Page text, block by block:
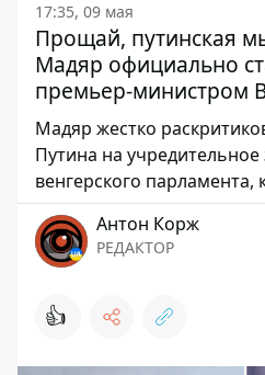
17:35, 09 мая
Прощай, путинская
Мадяр официально
премьер-министром
Мадяр жестко
Путина на учредительное
венгерского парламента,
Антон Корж
РЕДАКТОР
👍